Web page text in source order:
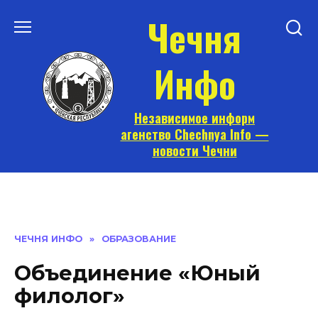
Чечня
Инфо
Независимое информ
агенство Chechnya Info —
новости Чечни
ЧЕЧНЯ ИНФО » ОБРАЗОВАНИЕ
Объединение «Юный
филолог»